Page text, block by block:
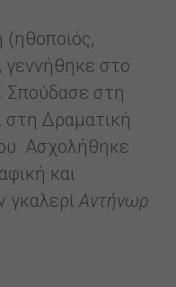
στο
Σπούδασε στη
Δραματική
Ασχολήθηκε
και
γκαλερίΑντήνωρ